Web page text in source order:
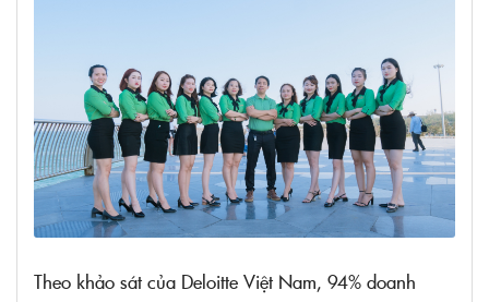
Theo khảo sát của Deloitte Việt Nam, 94% doanh